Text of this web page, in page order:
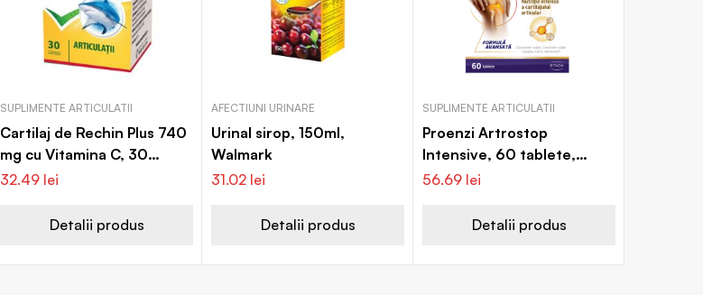
SUPLIMENTE ARTICULATII
Cartilaj de Rechin Plus 740
mg cu Vitamina C, 30
capsule, Walmark
32.49 lei
Detalii produs
AFECTIUNI URINARE
Urinal sirop, 150ml,
Walmark
31.02 lei
Detalii produs
SUPLIMENTE ARTICULATII
Proenzi Artrostop
Intensive, 60 tablete,
Walmark
56.69 lei
Detalii produs